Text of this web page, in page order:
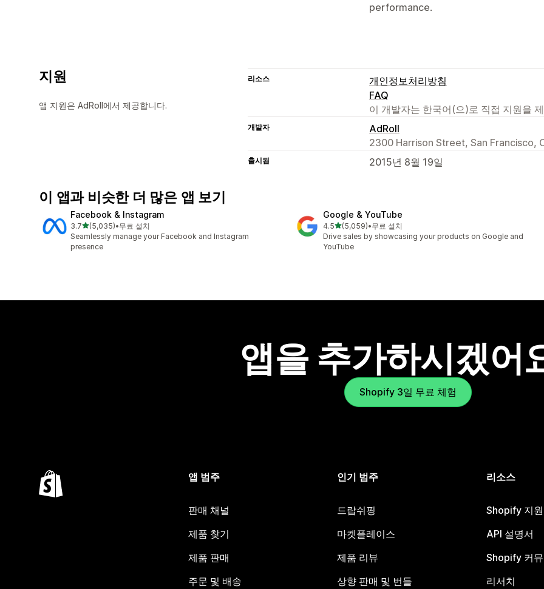
performance.
지원
앱 지원은 AdRoll에서 제공합니다.
리소스
개인정보처리방침
FAQ
이 개발자는 한국어(으)로 직접 지원을
개발자
AdRoll
2300 Harrison Street, San Francisco,
출시됨 2015년 8월 19일
이 앱과 비슷한 더 많은 앱 보기
Facebook & Instagram
3.7별 5개 중
(5,035)
총 리뷰 5035개
•무료 설치
Seamlessly manage your Facebook and Instagram
presence
Google & YouTube
4.5별 5개 중
(5,059)
총 리뷰 5059개
•무료 설치
Drive sales by showcasing your products on Google and
YouTube
앱을 추가하시겠어
Shopify 3일 무료 체험
앱 범주
판매 채널
제품 찾기
제품 판매
주문 및 배송
인기 범주
드랍쉬핑
마켓플레이스
제품 리뷰
상향 판매 및 번들
리소스
Shopify 지원
API 설명서
Shopify 커
리서치